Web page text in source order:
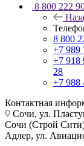
8 800 222
8 800
+7 989
+7 918
28
+7 988
Контактная
Сочи, ул.
Сочи (Строй
Адлер, ул.